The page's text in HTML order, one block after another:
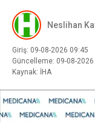
Neslihan
Giriş: 09-08-2026 09:45
Güncelleme: 09-08-2026
Kaynak: İHA